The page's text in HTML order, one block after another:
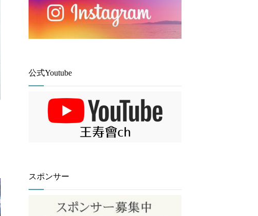
公式Youtube
スポンサー